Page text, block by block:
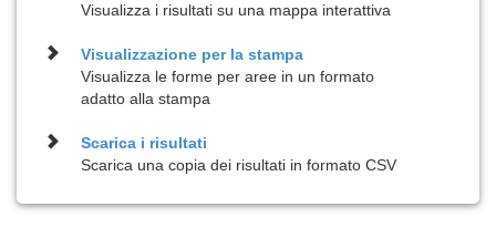
Visualizza i risultati su una mappa interattiva
Visualizzazione per lastampa
Visualizza le forme per aree in un formato
adatto alla stampa
Scarica i risultati
Scarica una copia dei risultati in formato CSV